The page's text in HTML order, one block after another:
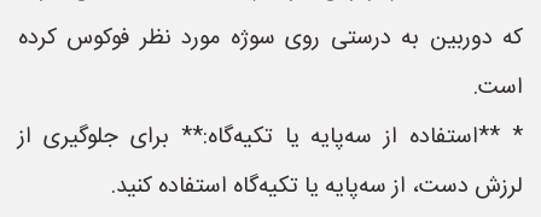
که دوربین به درستی روی سوژه مورد نظر فوکوس کرده
است.
* **استفاده از سه‌پایه یا تکیه‌گاه:** برای جلوگیری از
لرزش دست، از سه‌پایه یا تکیه‌گاه استفاده کنید.